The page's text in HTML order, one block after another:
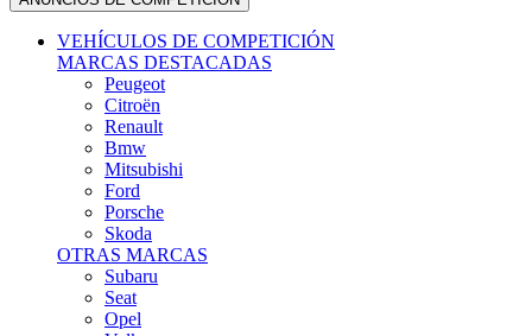
VEHÍCULOS DE COMPETICIÓN
MARCAS DESTACADAS
Peugeot
Citroën
Renault
Bmw
Mitsubishi
Ford
Porsche
Skoda
OTRAS MARCAS
Subaru
Seat
Opel
Volkswagen
Hyundai